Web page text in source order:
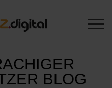
BLOG